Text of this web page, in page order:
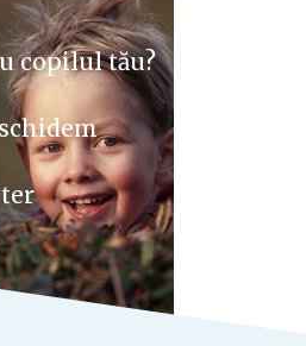
copilul tău?